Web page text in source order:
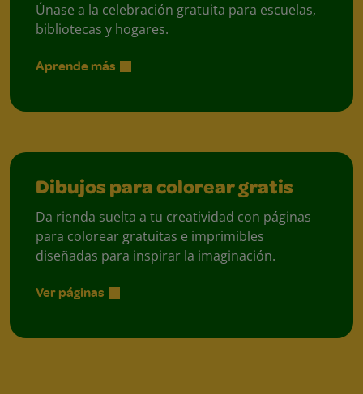
Únase a la celebración gratuita para escuelas,
bibliotecas y hogares.
Aprende más
Dibujos para colorear gratis
Da rienda suelta a tu creatividad con páginas
para colorear gratuitas e imprimibles
diseñadas para inspirar la imaginación.
Ver páginas